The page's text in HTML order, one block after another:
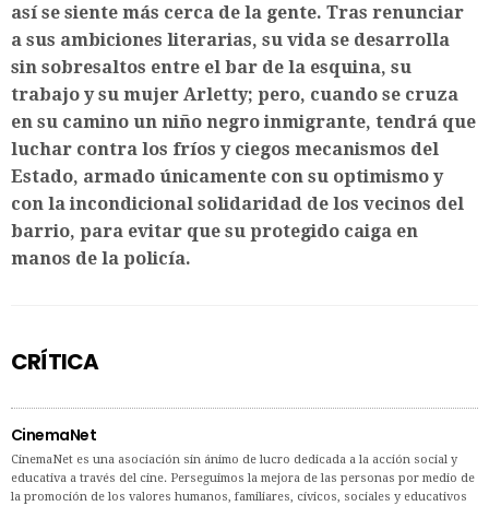
así se siente más cerca de la gente. Tras renunciar
a sus ambiciones literarias, su vida se desarrolla
sin sobresaltos entre el bar de la esquina, su
trabajo y su mujer Arletty; pero, cuando se cruza
en su camino un niño negro inmigrante, tendrá que
luchar contra los fríos y ciegos mecanismos del
Estado, armado únicamente con su optimismo y
con la incondicional solidaridad de los vecinos del
barrio, para evitar que su protegido caiga en
manos de la policía.
CRÍTICA
CinemaNet
CinemaNet es una asociación sin ánimo de lucro dedicada a la acción social y
educativa a través del cine. Perseguimos la mejora de las personas por medio de
la promoción de los valores humanos, familiares, cívicos, sociales y educativos